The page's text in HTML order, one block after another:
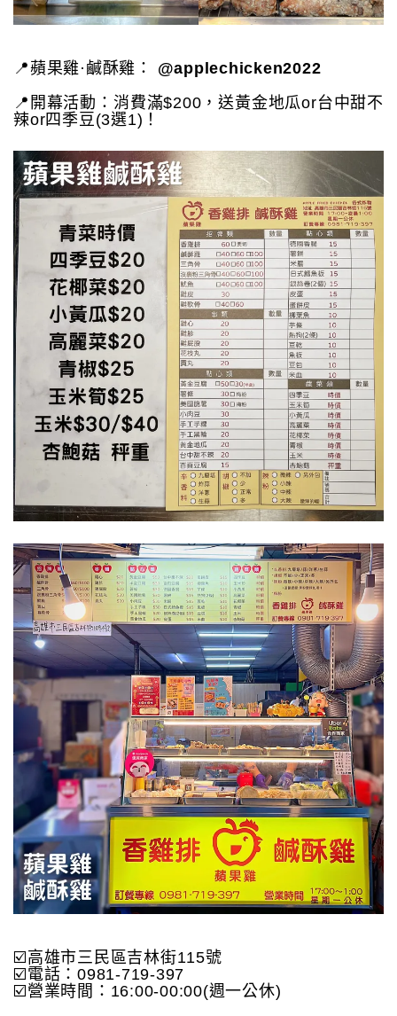
📍蘋果雞·鹹酥雞： @applechicken2022
📍開幕活動：消費滿$200，送黃金地瓜or台中甜不
辣or四季豆(3選1)！
☑️高雄市三民區吉林街115號
☑️電話：0981-719-397
☑️營業時間：16:00-00:00(週一公休)